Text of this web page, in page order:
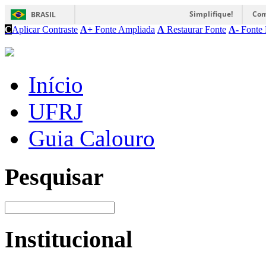
BRASIL Simplifique!
CAplicar Contraste A+ Fonte Ampliada A Restaurar Fonte A- Fonte
Início
UFRJ
Guia Calouro
Pesquisar
Institucional